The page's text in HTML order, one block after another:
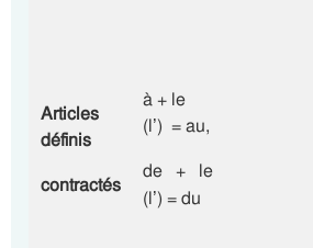
Articles
définis
contractés
à + le
(l’) = au,
de + le
(l’) = du